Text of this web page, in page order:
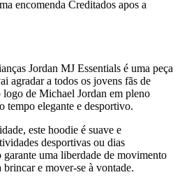
encomenda Creditados apos a
Jordan MJ Essentials é uma peça
agradar a todos os jovens fãs de
de Michael Jordan em pleno
tempo elegante e desportivo.
este hoodie é suave e
desportivas ou dias
uma liberdade de movimento
e mover-se à vontade.